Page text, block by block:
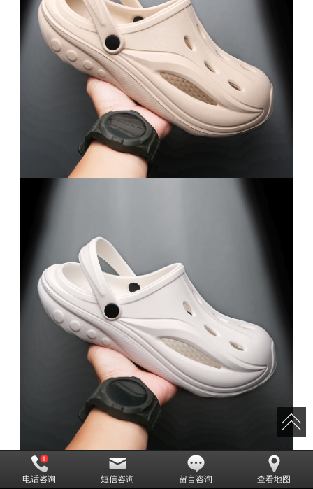
电话咨询 短信咨询 留言咨询 查看地图